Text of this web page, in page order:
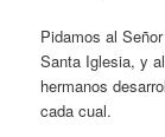
Pidamos al
Santa Iglesia, y
hermanos
cada cual.